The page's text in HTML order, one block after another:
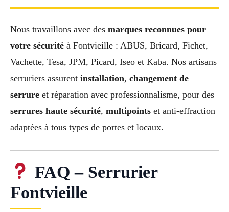
Nous travaillons avec des marques reconnues pour
votre sécurité à Fontvieille : ABUS, Bricard, Fichet,
Vachette, Tesa, JPM, Picard, Iseo et Kaba. Nos artisans
serruriers assurent installation, changement de
serrure et réparation avec professionnalisme, pour des
serrures haute sécurité, multipoints et anti-effraction
adaptées à tous types de portes et locaux.
FAQ – Serrurier
Fontvieille